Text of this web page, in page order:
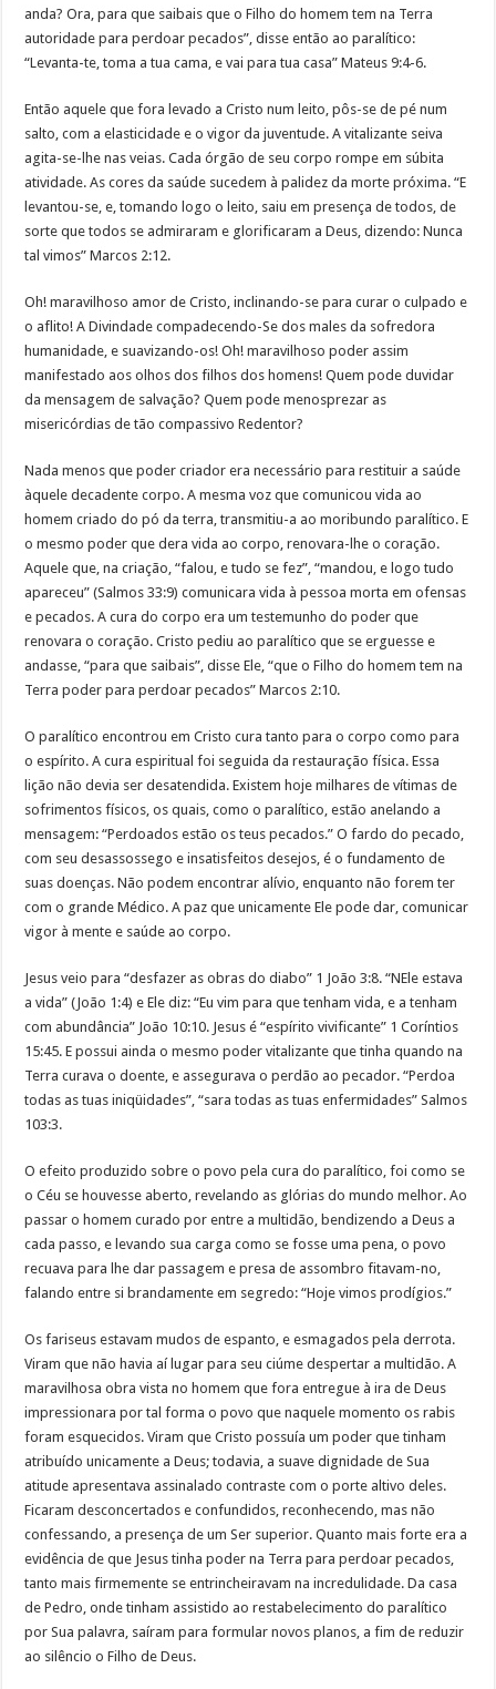
anda? Ora, para que saibais que o Filho do homem tem na Terra
autoridade para perdoar pecados”, disse então ao paralítico:
“Levanta-te, toma a tua cama, e vai para tua casa” Mateus 9:4-6.
Então aquele que fora levado a Cristo num leito, pôs-se de pé num
salto, com a elasticidade e o vigor da juventude. A vitalizante seiva
agita-se-lhe nas veias. Cada órgão de seu corpo rompe em súbita
atividade. As cores da saúde sucedem à palidez da morte próxima. “E
levantou-se, e, tomando logo o leito, saiu em presença de todos, de
sorte que todos se admiraram e glorificaram a Deus, dizendo: Nunca
tal vimos” Marcos 2:12.
Oh! maravilhoso amor de Cristo, inclinando-se para curar o culpado e
o aflito! A Divindade compadecendo-Se dos males da sofredora
humanidade, e suavizando-os! Oh! maravilhoso poder assim
manifestado aos olhos dos filhos dos homens! Quem pode duvidar
da mensagem de salvação? Quem pode menosprezar as
misericórdias de tão compassivo Redentor?
Nada menos que poder criador era necessário para restituir a saúde
àquele decadente corpo. A mesma voz que comunicou vida ao
homem criado do pó da terra, transmitiu-a ao moribundo paralítico. E
o mesmo poder que dera vida ao corpo, renovara-lhe o coração.
Aquele que, na criação, “falou, e tudo se fez”, “mandou, e logo tudo
apareceu” (Salmos 33:9) comunicara vida à pessoa morta em ofensas
e pecados. A cura do corpo era um testemunho do poder que
renovara o coração. Cristo pediu ao paralítico que se erguesse e
andasse, “para que saibais”, disse Ele, “que o Filho do homem tem na
Terra poder para perdoar pecados” Marcos 2:10.
O paralítico encontrou em Cristo cura tanto para o corpo como para
o espírito. A cura espiritual foi seguida da restauração física. Essa
lição não devia ser desatendida. Existem hoje milhares de vítimas de
sofrimentos físicos, os quais, como o paralítico, estão anelando a
mensagem: “Perdoados estão os teus pecados.” O fardo do pecado,
com seu desassossego e insatisfeitos desejos, é o fundamento de
suas doenças. Não podem encontrar alívio, enquanto não forem ter
com o grande Médico. A paz que unicamente Ele pode dar, comunicar
vigor à mente e saúde ao corpo.
Jesus veio para “desfazer as obras do diabo” 1 João 3:8. “NEle estava
a vida” (João 1:4) e Ele diz: “Eu vim para que tenham vida, e a tenham
com abundância” João 10:10. Jesus é “espírito vivificante” 1 Coríntios
15:45. E possui ainda o mesmo poder vitalizante que tinha quando na
Terra curava o doente, e assegurava o perdão ao pecador. “Perdoa
todas as tuas iniqüidades”, “sara todas as tuas enfermidades” Salmos
103:3.
O efeito produzido sobre o povo pela cura do paralítico, foi como se
o Céu se houvesse aberto, revelando as glórias do mundo melhor. Ao
passar o homem curado por entre a multidão, bendizendo a Deus a
cada passo, e levando sua carga como se fosse uma pena, o povo
recuava para lhe dar passagem e presa de assombro fitavam-no,
falando entre si brandamente em segredo: “Hoje vimos prodígios.”
Os fariseus estavam mudos de espanto, e esmagados pela derrota.
Viram que não havia aí lugar para seu ciúme despertar a multidão. A
maravilhosa obra vista no homem que fora entregue à ira de Deus
impressionara por tal forma o povo que naquele momento os rabis
foram esquecidos. Viram que Cristo possuía um poder que tinham
atribuído unicamente a Deus; todavia, a suave dignidade de Sua
atitude apresentava assinalado contraste com o porte altivo deles.
Ficaram desconcertados e confundidos, reconhecendo, mas não
confessando, a presença de um Ser superior. Quanto mais forte era a
evidência de que Jesus tinha poder na Terra para perdoar pecados,
tanto mais firmemente se entrincheiravam na incredulidade. Da casa
de Pedro, onde tinham assistido ao restabelecimento do paralítico
por Sua palavra, saíram para formular novos planos, a fim de reduzir
ao silêncio o Filho de Deus.